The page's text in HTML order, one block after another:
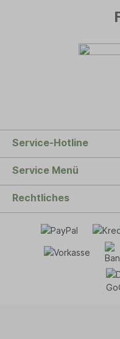
Service-Hotline
Service Menü
Rechtliches